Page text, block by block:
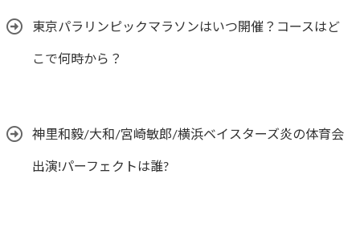
東京パラリンピックマラソンはいつ開催？コースはど
こで何時から？
神里和毅/大和/宮崎敏郎/横浜ベイスターズ炎の体育会
出演!パーフェクトは誰?